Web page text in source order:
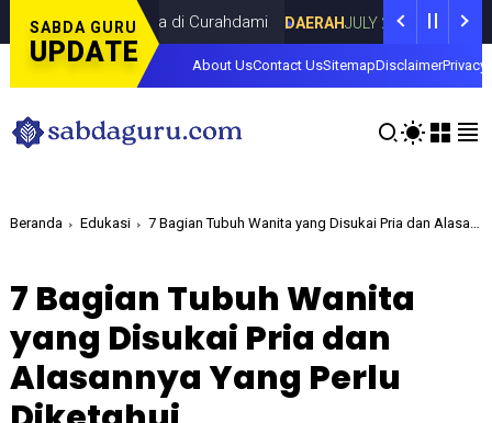
SABDA GURU
UPDATE
Dina Lorenza di Curahdami DAERAHJULY 20, 2026 Fokus
About UsContact UsSitemapDisclaimerPrivacy
Beranda Edukasi 7 Bagian Tubuh Wanita yang Disukai Pria dan Alasannya Yang Perlu Diketahui
7 Bagian Tubuh Wanita
yang Disukai Pria dan
Alasannya Yang Perlu